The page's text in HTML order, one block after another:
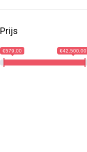
Prijs
€579,00 €42.500,00